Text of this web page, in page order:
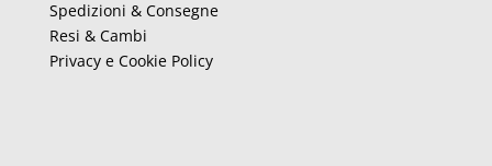
Spedizioni & Consegne
Resi & Cambi
Privacy e Cookie Policy